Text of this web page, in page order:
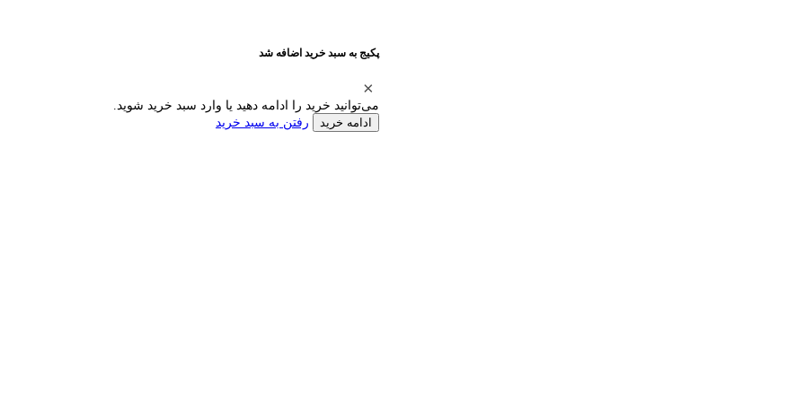
پکیج به سبد خرید اضافه شد
می‌توانید خرید را ادامه دهید یا وارد سبد خرید شوید.
ادامه خرید رفتن به سبد خرید